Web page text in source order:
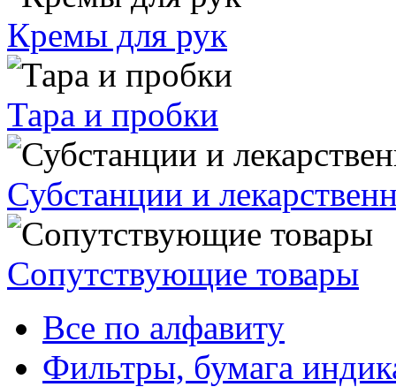
Кремы для рук
Тара и пробки
Субстанции и
Сопутствующие товары
Все по алфавиту
Фильтры, бумага